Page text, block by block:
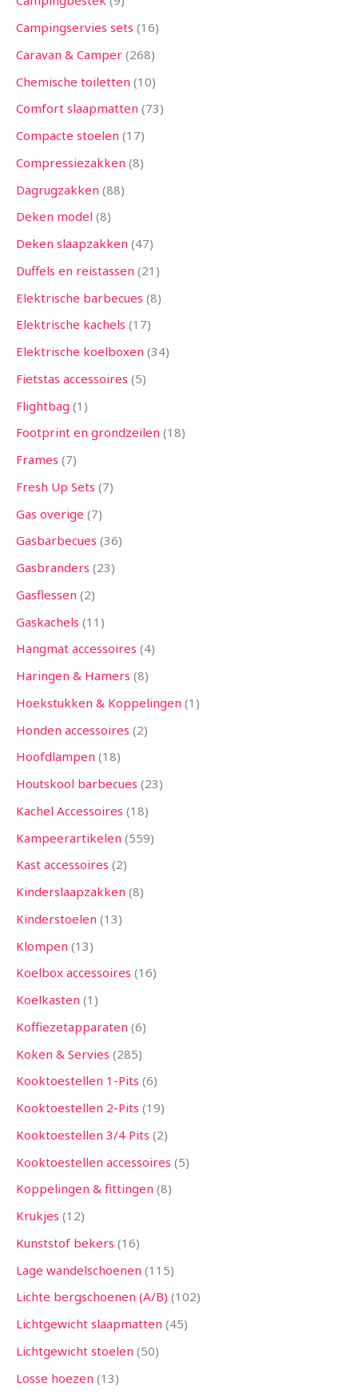
Campingservies sets 16
Caravan & Camper 268
Chemische toiletten 10
Comfort slaapmatten 73
Compacte stoelen 17
Compressiezakken 8
Dagrugzakken 88
Deken model 8
Deken slaapzakken 47
Duffels en reistassen 21
Elektrische barbecues 8
Elektrische kachels 17
Elektrische koelboxen 34
Fietstas accessoires 5
Flightbag 1
Footprint en grondzeilen 18
Frames 7
Fresh Up Sets 7
Gas overige 7
Gasbarbecues 36
Gasbranders 23
Gasflessen 2
Gaskachels 11
Hangmat accessoires 4
Haringen & Hamers 8
Hoekstukken & Koppelingen 1
Honden accessoires 2
Hoofdlampen 18
Houtskool barbecues 23
Kachel Accessoires 18
Kampeerartikelen 559
Kast accessoires 2
Kinderslaapzakken 8
Kinderstoelen 13
Klompen 13
Koelbox accessoires 16
Koelkasten 1
Koffiezetapparaten 6
Koken & Servies 285
Kooktoestellen 1-Pits 6
Kooktoestellen 2-Pits 19
Kooktoestellen 3/4 Pits 2
Kooktoestellen accessoires 5
Koppelingen & fittingen 8
Krukjes 12
Kunststof bekers 16
Lage wandelschoenen 115
Lichte bergschoenen (A/B) 102
Lichtgewicht slaapmatten 45
Lichtgewicht stoelen 50
Losse hoezen 13